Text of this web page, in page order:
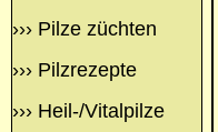
››› Pilze züchten
››› Pilzrezepte
››› Heil-/Vitalpilze